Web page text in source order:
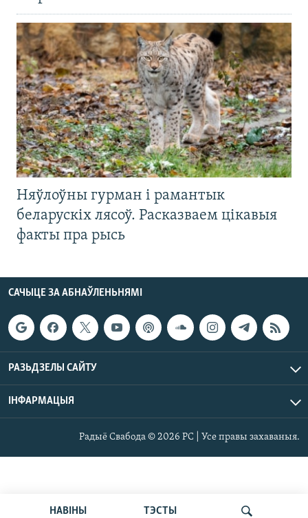
НАВІНЫ ТЭСТЫ
Няўлоўны гурман і рамантык
беларускіх лясоў. Расказваем цікавыя
факты пра рысь
САЧЫЦЕ ЗА АБНАЎЛЕНЬНЯМІ
РАЗЬДЗЕЛЫ САЙТУ
ІНФАРМАЦЫЯ
Радыё Свабода © 2026 РС | Усе правы захаваныя.